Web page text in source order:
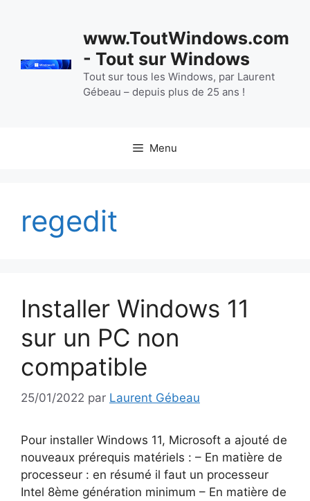
www.ToutWindows.com
- Tout sur Windows
Tout sur tous les Windows, par Laurent
Gébeau – depuis plus de 25 ans !
Menu
regedit
Installer Windows 11
sur un PC non
compatible
25/01/2022 par Laurent Gébeau
Pour installer Windows 11, Microsoft a ajouté de
nouveaux prérequis matériels : – En matière de
processeur : en résumé il faut un processeur
Intel 8ème génération minimum – En matière de